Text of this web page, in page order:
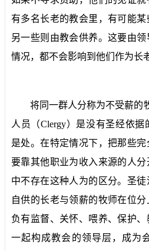
有多名长老的教会里，有可能
另一些则由教会供养。这要由
情况，都不会影响到他们作为长
将同一群人分称为不受薪的
人员（Clergy）是没有圣经依据
是处。在特定情况下，把那些
要靠其他职业为收入来源的人
中不存在这种人为的区分。圣徒
自供的长老与领薪的牧师在位
负有监督、关怀、喂养、保护
一起构成教会的领导层，成为